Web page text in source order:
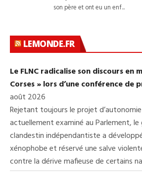
LEMONDE.FR
Le FLNC radicalise son discours en
Corses » lors d’une conférence de
août 2026
Rejetant toujours le projet
actuellement examiné au Parlement, le
clandestin indépendantiste a
xénophobe et réservé une salve
contre la dérive mafieuse de certains